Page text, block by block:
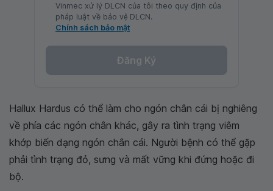
Vinmec xử lý DLCN của tôi theo quy định của
pháp luật về bảo vệ DLCN.
Chính sách bảo mật
Đăng Ký
Hallux Hardus có thể làm cho ngón chân cái bị nghiêng
về phía các ngón chân khác, gây ra tình trạng viêm
khớp biến dạng ngón chân cái. Người bệnh có thể gặp
phải tình trạng đỏ, sưng và mất vững khi đứng hoặc đi
bộ.